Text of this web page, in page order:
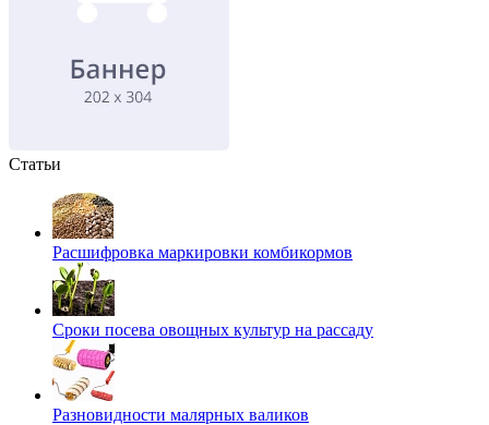
Статьи
Расшифровка маркировки комбикормов
Сроки посева овощных культур на рассаду
Разновидности малярных валиков